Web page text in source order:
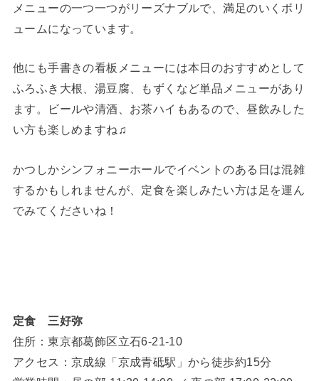
メニューの一つ一つがリーズナブルで、満足のいくボリ
ュームになっています。
他にも手書きの看板メニューには本日のおすすめとして
ふろふき大根、湯豆腐、もずくなど単品メニューがあり
ます。ビールや清酒、お茶ハイもあるので、昼飲みした
い方も楽しめますね♫
かつしかシンフォニーホールでイベントのある日は混雑
するかもしれませんが、定食を楽しみたい方は足を運ん
でみてくださいね！
定食 三好弥
住所：東京都葛飾区立石6‐21‐10
アクセス：京成線「京成青砥駅」から徒歩約15分